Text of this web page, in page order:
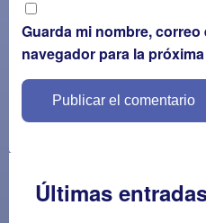
Guarda mi nombre,
navegador para la
Últimas